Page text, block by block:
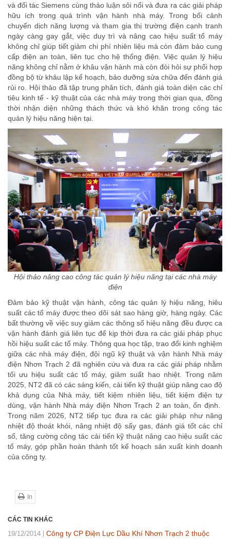
và đối tác Siemens cùng thảo luận sôi nổi và đưa ra các giải pháp
hữu ích trong quá trình vận hành nhà máy. Trong bối cảnh
chuyển dịch năng lượng và tham gia thị trường điện cạnh tranh
ngày càng gay gắt, việc duy trì và nâng cao hiệu suất tổ máy
không chỉ giúp tiết giảm chi phí nhiên liệu mà còn đảm bảo cung
cấp điện an toàn, liên tục cho hệ thống điện. Việc quản lý hiệu
năng không chỉ nằm ở khâu vận hành mà còn đòi hỏi sự phối hợp
đồng bộ từ khâu lập kế hoạch, bảo dưỡng sửa chữa đến đánh giá
rủi ro. Hội thảo đã tập trung phân tích, đánh giá toàn diện các chỉ
tiêu kinh tế - kỹ thuật của các nhà máy trong thời gian qua, đồng
thời nhận diện những thách thức và khó khăn trong công tác
quản lý hiệu năng hiện tại.
Hội thảo nâng cao công tác quản lý hiệu năng tại các nhà máy
điện
Đảm bảo kỹ thuật vận hành, công tác quản lý hiệu năng, hiêu
suất các tổ máy được theo dõi sát sao hàng giờ, hàng ngày. Các
bất thường về việc suy giảm các thông số hiệu năng đều được ca
vận hành đánh giá liên tục để kịp thời đưa ra các giải pháp phục
hồi hiệu suất các tổ máy. Thông qua học tập, trao đổi kinh nghiệm
giữa các nhà máy điện, đội ngũ kỹ thuật và vận hành Nhà máy
điện Nhơn Trạch 2 đã nghiên cứu và đưa ra các giải pháp nhằm
tối ưu hiệu suất các tổ máy, giảm suất hao nhiệt. Trong năm
2025, NT2 đã có các sáng kiến, cải tiến kỹ thuật giúp nâng cao độ
khả dụng của Nhà máy, tiết kiệm nhiên liệu, tiết kiệm điện tự
dùng, vận hành Nhà máy điện Nhơn Trạch 2 an toàn, ổn định.
Trong năm 2026, NT2 tiếp tục đưa ra các giải pháp như nâng
nhiệt độ thoát khói, nâng nhiệt độ sấy gas, đánh giá tốt các chỉ
số, tăng cường công tác cải tiến kỹ thuật nâng cao hiệu suất các
tổ máy, góp phần hoàn thành tốt kế hoạch sản xuất kinh doanh
của công ty.
In
CÁC TIN KHÁC
19/12/2014
Công ty CP Điện Lực Dầu Khí Nhơn Trạch 2 thuộc